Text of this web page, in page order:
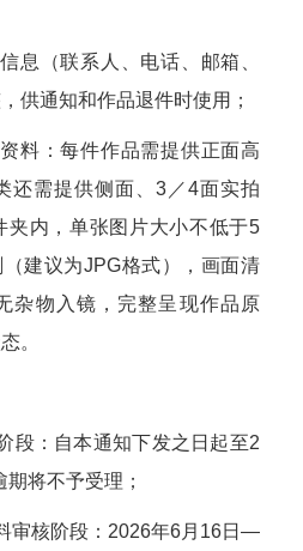
息（联系人、电话、邮箱、
供通知和作品退件时使用；
料：每件作品需提供正面高
还需提供侧面、3／4面实拍
夹内，单张图片大小不低于5
建议为JPG格式），画面清
杂物入镜，完整呈现作品原
。
段：自本通知下发之日起至2
将不予受理；
审核阶段：2026年6月16日—